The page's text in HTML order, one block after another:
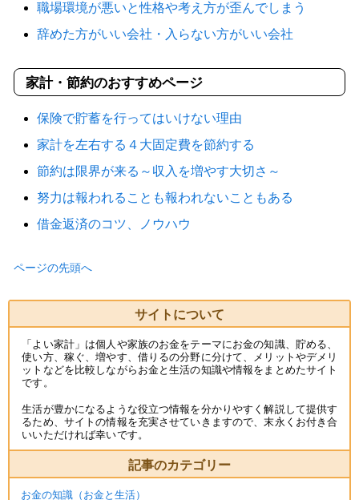
職場環境が悪いと性格や考え方が歪んでしまう
辞めた方がいい会社・入らない方がいい会社
家計・節約のおすすめページ
保険で貯蓄を行ってはいけない理由
家計を左右する４大固定費を節約する
節約は限界が来る～収入を増やす大切さ～
努力は報われることも報われないこともある
借金返済のコツ、ノウハウ
ページの先頭へ
サイトについて
「よい家計」は個人や家族のお金をテーマにお金の知識、貯める、
使い方、稼ぐ、増やす、借りるの分野に分けて、メリットやデメリ
ットなどを比較しながらお金と生活の知識や情報をまとめたサイト
です。
生活が豊かになるような役立つ情報を分かりやすく解説して提供す
るため、サイトの情報を充実させていきますので、末永くお付き合
いいただければ幸いです。
記事のカテゴリー
お金の知識（お金と生活）